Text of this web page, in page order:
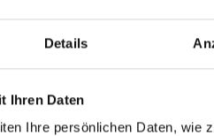
Details
Ihren Daten
Ihre persönlichen Daten, wie
eine Freikarte holen!